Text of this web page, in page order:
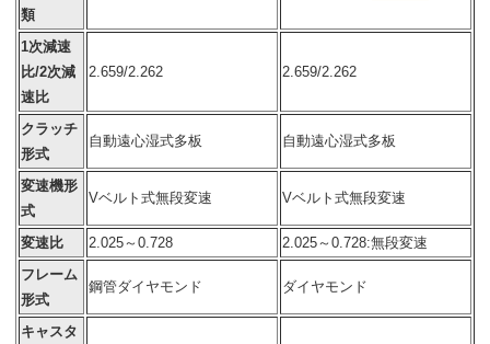
類
1次減速
比/2次減
速比
2.659/2.262 2.659/2.262
クラッチ
形式
自動遠心湿式多板 自動遠心湿式多板
変速機形
式
Vベルト式無段変速 Vベルト式無段変速
変速比 2.025～0.728
2.025～0.728:無段変速
フレーム
形式
鋼管ダイヤモンド ダイヤモンド
キャスタ